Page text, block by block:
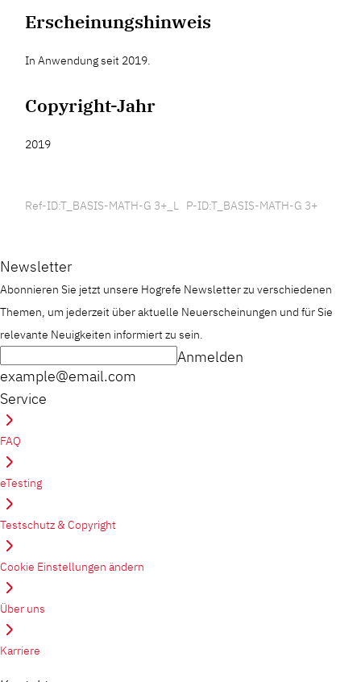
Erscheinungshinweis
In Anwendung seit 2019.
Copyright-Jahr
2019
Ref-ID:T_BASIS-MATH-G 3+_L P-ID:T_BASIS-MATH-G 3+
Newsletter
Abonnieren Sie jetzt unsere Hogrefe Newsletter zu verschiedenen
Themen, um jederzeit über aktuelle Neuerscheinungen und für Sie
relevante Neuigkeiten informiert zu sein.
example@email.com
Anmelden
Service
FAQ
eTesting
Testschutz & Copyright
Cookie Einstellungen ändern
Über uns
Karriere